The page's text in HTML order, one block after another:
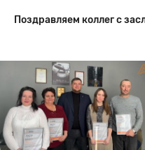
Поздравляем коллег с